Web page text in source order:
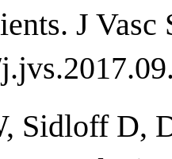
J
Sidloff D,